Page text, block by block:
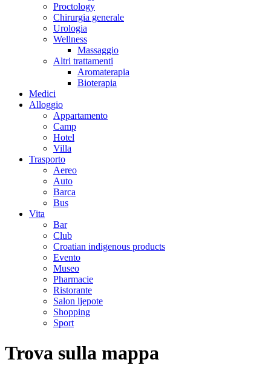
Proctology
Chirurgia generale
Urologia
Wellness
Massaggio
Altri trattamenti
Aromaterapia
Bioterapia
Medici
Alloggio
Appartamento
Camp
Hotel
Villa
Trasporto
Aereo
Auto
Barca
Bus
Vita
Bar
Club
Croatian indigenous products
Evento
Museo
Pharmacie
Ristorante
Salon ljepote
Shopping
Sport
Trova sulla mappa